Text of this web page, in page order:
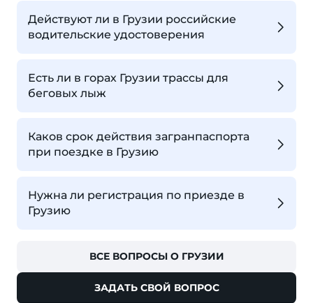
Действуют ли в Грузии российские
водительские удостоверения
Есть ли в горах Грузии трассы для
беговых лыж
Каков срок действия загранпаспорта
при поездке в Грузию
Нужна ли регистрация по приезде в
Грузию
ВСЕ ВОПРОСЫ О ГРУЗИИ
ЗАДАТЬ СВОЙ ВОПРОС